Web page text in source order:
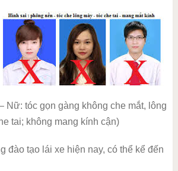
Nữ: tóc gọn gàng không che mắt, lông
tai; không mang kính cận)
đào tạo lái xe hiện nay, có thể kể đến